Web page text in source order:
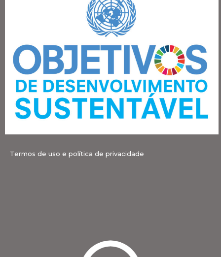
Termos de uso e política de privacidade